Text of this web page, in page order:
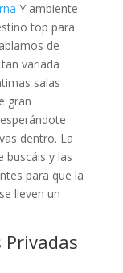
Y ambiente
top para
de
variada
salas
gran
dentro. La
buscáis y las
para que la
lleven un
Privadas